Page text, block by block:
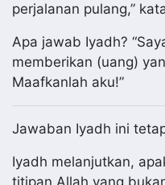
perjalanan pulang,”
Apa jawab Iyadh?
memberikan (uang)
Maafkanlah aku!”
Jawaban Iyadh ini
Iyadh melanjutkan,
titipan Allah yang